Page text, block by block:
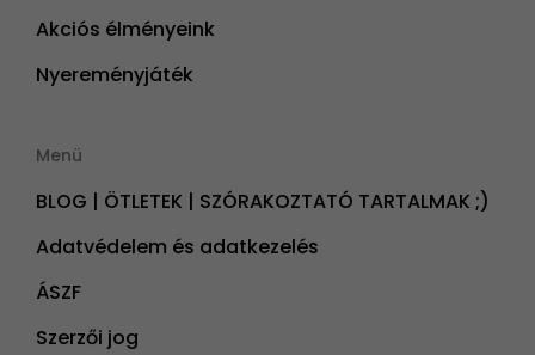
Akciós élményeink
Nyereményjáték
Menü
BLOG | ÖTLETEK | SZÓRAKOZTATÓ TARTALMAK ;)
Adatvédelem és adatkezelés
ÁSZF
Szerzői jog